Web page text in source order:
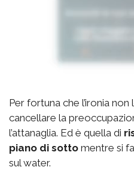
Per fortuna che l’ironia
cancellare la
l’attanaglia. Ed è quella di
piano di sotto mentre si
sul water.